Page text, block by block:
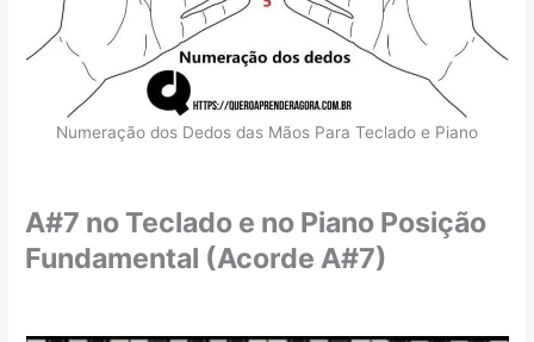
Numeração dos Dedos das Mãos Para Teclado e Piano
A#7 no Teclado e no Piano Posição
Fundamental (Acorde A#7)